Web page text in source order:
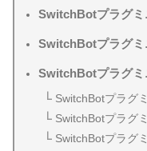
SwitchBotプラグミ
SwitchBotプラグミ
SwitchBotプラグミ
SwitchBotプラグ
SwitchBotプラグ
SwitchBotプラグ